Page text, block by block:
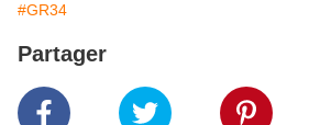
#GR34
Partager